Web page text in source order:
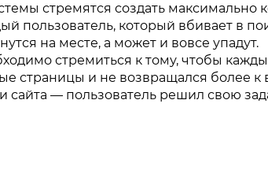
стремятся создать
пользователь, который вбивает в
на месте, а может и вовсе упадут.
стремиться к тому, чтобы
страницы и не возвращался более к
— пользователь решил свою